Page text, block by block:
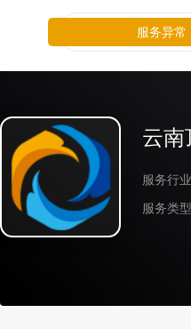
云南
服务行业
服务类型
服务异常